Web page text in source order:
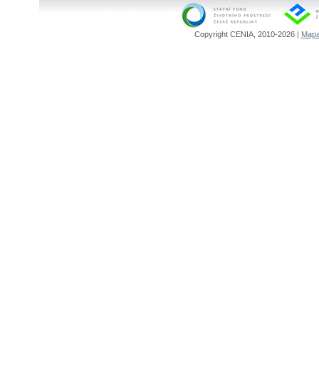
Copyright CENIA, 2010-2026 |